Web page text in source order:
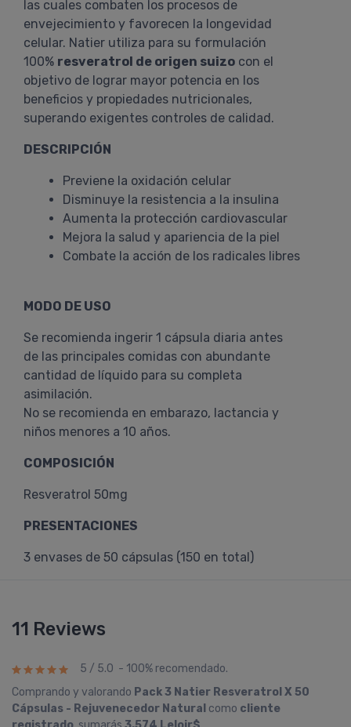
las cuales combaten los procesos de
envejecimiento y favorecen la longevidad
celular. Natier utiliza para su formulación
100% resveratrol de origen suizo con el
objetivo de lograr mayor potencia en los
beneficios y propiedades nutricionales,
superando exigentes controles de calidad.
DESCRIPCIÓN
Previene la oxidación celular
Disminuye la resistencia a la insulina
Aumenta la protección cardiovascular
Mejora la salud y apariencia de la piel
Combate la acción de los radicales libres
MODO DE USO
Se recomienda ingerir 1 cápsula diaria antes
de las principales comidas con abundante
cantidad de líquido para su completa
asimilación.
No se recomienda en embarazo, lactancia y
niños menores a 10 años.
COMPOSICIÓN
Resveratrol 50mg
PRESENTACIONES
3 envases de 50 cápsulas (150 en total)
11 Reviews
5 / 5.0 - 100% recomendado.
Comprando y valorando Pack 3 Natier Resveratrol X 50
Cápsulas - Rejuvenecedor Natural como cliente